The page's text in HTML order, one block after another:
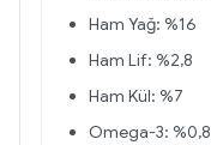
Ham Yağ: %16
Ham Lif: %2,8
Ham Kül: %7
Omega-3: %0,8